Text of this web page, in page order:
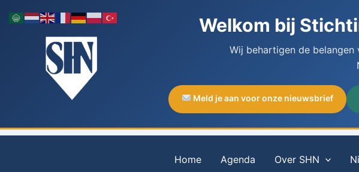
naar
Welkom bij
Wij behartigen de
Meld je aan voor onze nieuwsbrief
Home Agenda Over SHN